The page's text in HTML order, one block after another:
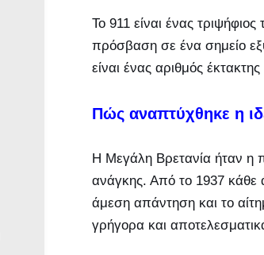
Το 911 είναι ένας
πρόσβαση σε ένα σημείο
είναι ένας αριθμός
Πώς αναπτύχθηκε η
Η Μεγάλη Βρετανία ήταν η
ανάγκης. Από το 1937 κάθε
άμεση απάντηση και το
γρήγορα και